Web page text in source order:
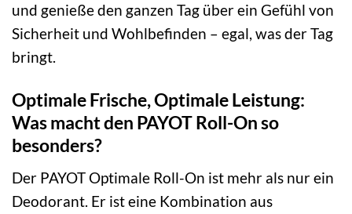
und genieße den ganzen Tag über ein Gefühl von
Sicherheit und Wohlbefinden – egal, was der Tag
bringt.
Optimale Frische, Optimale Leistung:
Was macht den PAYOT Roll-On so
besonders?
Der PAYOT Optimale Roll-On ist mehr als nur ein
Deodorant. Er ist eine Kombination aus